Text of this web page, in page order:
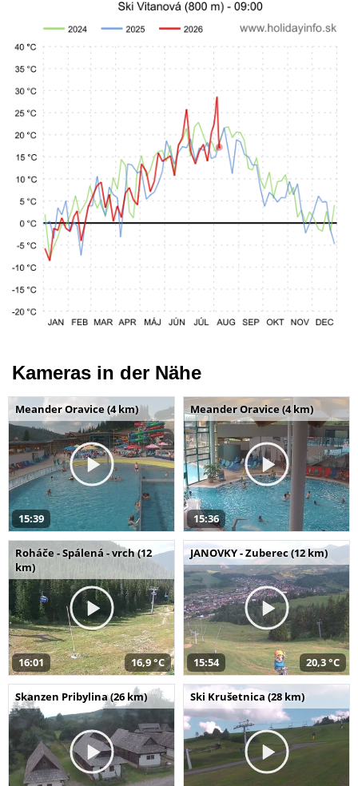
Kameras in der Nähe
Meander Oravice (4 km)
15:39
Meander Oravice (4 km)
15:36
Roháče - Spálená - vrch (12
km)
16:01 16,9 °C
JANOVKY - Zuberec (12 km)
15:54 20,3 °C
Skanzen Pribylina (26 km) Ski Krušetnica (28 km)